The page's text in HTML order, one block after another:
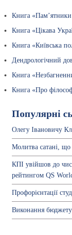
Книга
Книга «Цікава
Книга «Київська
Дендрологічний
Книга
Книга «Про
Популярні
Олегу Івановичу
Молитва сатані, що
КПІ увійшов до
рейтингом QS
Профорієнтації
Виконання бюджету